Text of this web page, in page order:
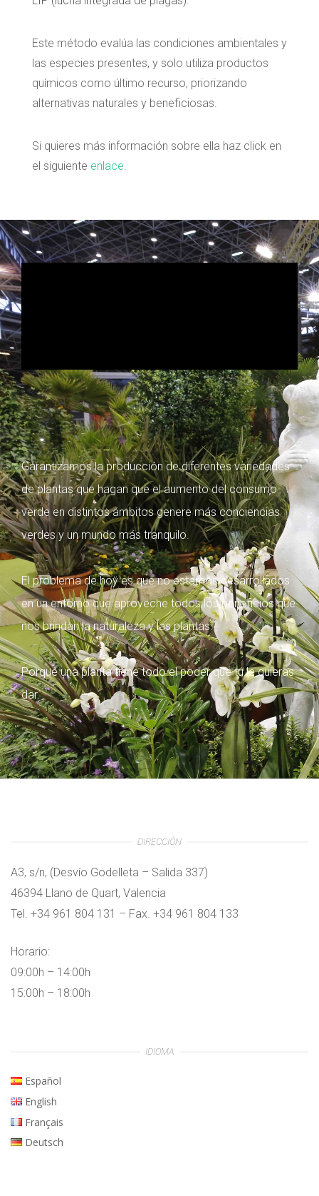
Este método evalúa las condiciones ambientales y
las especies presentes, y solo utiliza productos
químicos como último recurso, priorizando
alternativas naturales y beneficiosas.
Si quieres más información sobre ella haz click en
el siguiente enlace
Garantizamos la producción de diferentes variedades
de plantas que hagan que el aumento del consumo
verde en distintos ámbitos genere más conciencias
verdes y un mundo más tranquilo.
El problema de hoy es que no estamos desarrollados
en un entorno que aproveche todos los beneficios que
nos brindan la naturaleza y las plantas.
Porque una planta tiene todo el poder que tú le quieras
dar.
DIRECCIÓN
A3, s/n, (Desvío Godelleta – Salida 337)
46394 Llano de Quart, Valencia
Tel. +34 961 804 131 – Fax. +34 961 804 133
Horario:
09:00h – 14:00h
15:00h – 18:00h
IDIOMA
Español
English
Français
Deutsch